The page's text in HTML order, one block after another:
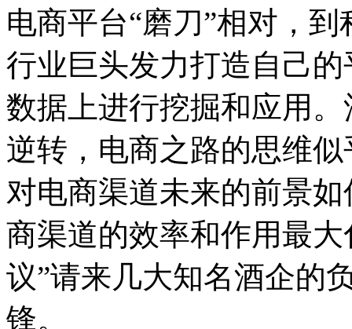
电商平台“磨刀”相对，
行业巨头发力打造自己
数据上进行挖掘和应用
逆转，电商之路的思维
对电商渠道未来的前景
商渠道的效率和作用最
议”请来几大知名酒企的
锋。